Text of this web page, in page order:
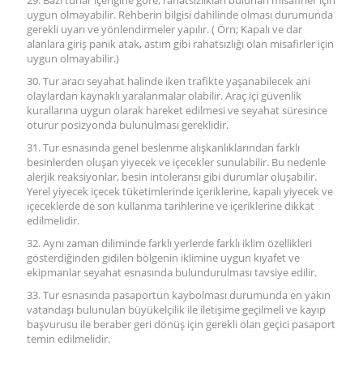
uygun olmayabilir. Rehberin bilgisi dahilinde olması durumunda
gerekli uyarı ve yönlendirmeler yapılır. ( Örn; Kapalı ve dar
alanlara giriş panik atak, astım gibi rahatsızlığı olan misafirler için
uygun olmayabilir.)
30. Tur aracı seyahat halinde iken trafikte yaşanabilecek ani
olaylardan kaynaklı yaralanmalar olabilir. Araç içi güvenlik
kurallarına uygun olarak hareket edilmesi ve seyahat süresince
oturur posizyonda bulunulması gereklidir.
31. Tur esnasında genel beslenme alışkanlıklarından farklı
besinlerden oluşan yiyecek ve içecekler sunulabilir. Bu nedenle
alerjik reaksiyonlar, besin intoleransı gibi durumlar oluşabilir.
Yerel yiyecek içecek tüketimlerinde içeriklerine, kapalı yiyecek ve
içeceklerde de son kullanma tarihlerine ve içeriklerine dikkat
edilmelidir.
32. Aynı zaman diliminde farklı yerlerde farklı iklim özellikleri
gösterdiğinden gidilen bölgenin iklimine uygun kıyafet ve
ekipmanlar seyahat esnasında bulundurulması tavsiye edilir.
33. Tur esnasında pasaportun kaybolması durumunda en yakın
vatandaşı bulunulan büyükelçilik ile iletişime geçilmeli ve kayıp
başvurusu ile beraber geri dönüş için gerekli olan geçici pasaport
temin edilmelidir.